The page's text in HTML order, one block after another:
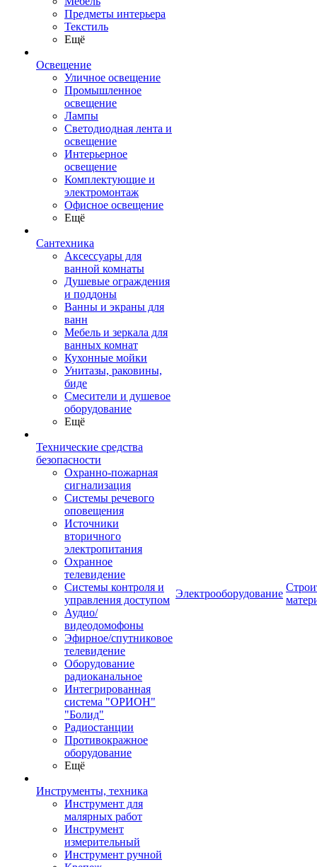
Предметы интерьера
Текстиль
Ещё
Освещение
Уличное освещение
Промышленное
освещение
Лампы
Светодиодная лента и
освещение
Интерьерное
освещение
Комплектующие и
электромонтаж
Офисное освещение
Ещё
Сантехника
Аксессуары для
ванной комнаты
Душевые ограждения
и поддоны
Ванны и экраны для
ванн
Мебель и зеркала для
ванных комнат
Кухонные мойки
Унитазы, раковины,
биде
Смесители и душевое
оборудование
Ещё
Технические средства
безопасности
Охранно-пожарная
сигнализация
Системы речевого
оповещения
Источники
вторичного
электропитания
Охранное
телевидение
Системы контроля и
управления доступом
Аудио/
видеодомофоны
Эфирное/спутниковое
телевидение
Оборудование
радиоканальное
Интегрированная
система "ОРИОН"
"Болид"
Радиостанции
Противокражное
оборудование
Ещё
Инструменты, техника
Инструмент для
малярных работ
Инструмент
измерительный
Инструмент ручной
Электрооборудование